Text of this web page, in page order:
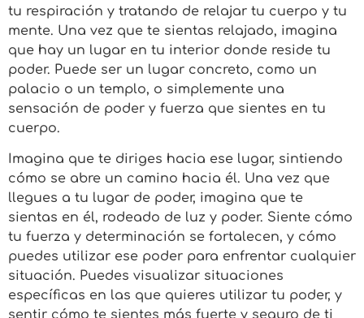
tu respiración y tratando de relajar tu cuerpo y tu
mente. Una vez que te sientas relajado, imagina
que hay un lugar en tu interior donde reside tu
poder. Puede ser un lugar concreto, como un
palacio o un templo, o simplemente una
sensación de poder y fuerza que sientes en tu
cuerpo.
Imagina que te diriges hacia ese lugar, sintiendo
cómo se abre un camino hacia él. Una vez que
llegues a tu lugar de poder, imagina que te
sientas en él, rodeado de luz y poder. Siente cómo
tu fuerza y determinación se fortalecen, y cómo
puedes utilizar ese poder para enfrentar cualquier
situación. Puedes visualizar situaciones
específicas en las que quieres utilizar tu poder, y
sentir cómo te sientes más fuerte y seguro de ti